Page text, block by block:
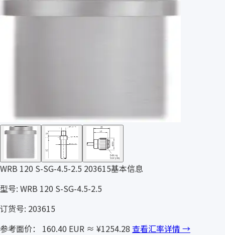
WRB 120 S-SG-4.5-2.5 203615基本信息
型号: WRB 120 S-SG-4.5-2.5
订货号: 203615
参考面价： 160.40 EUR ≈ ¥1254.28 查看汇率详情 →